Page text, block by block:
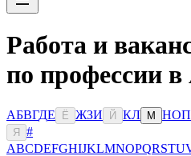
Работа и
по профессии
АБВГДЕ Ё ЖЗИ Й КЛ М НОП
Я
#
ABCDEFGHIJKLMNOPQRSTU